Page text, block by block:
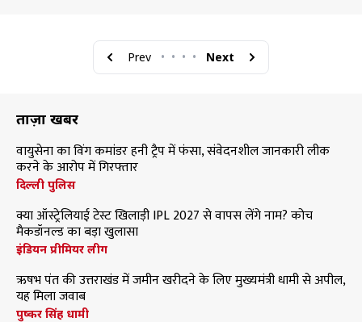
Prev • • • • Next
ताज़ा खबरें
वायुसेना का विंग कमांडर हनी ट्रैप में फंसा, संवेदनशील जानकारी लीक
करने के आरोप में गिरफ्तार
दिल्ली पुलिस
क्या ऑस्ट्रेलियाई टेस्ट खिलाड़ी IPL 2027 से वापस लेंगे नाम? कोच
मैकडॉनल्ड का बड़ा खुलासा
इंडियन प्रीमियर लीग
ऋषभ पंत की उत्तराखंड में जमीन खरीदने के लिए मुख्यमंत्री धामी से अपील,
यह मिला जवाब
पुष्कर सिंह धामी